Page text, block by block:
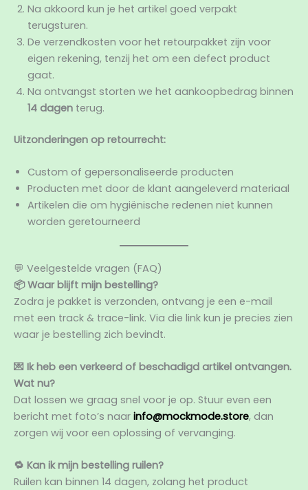
Na akkoord kun je het artikel goed verpakt
terugsturen.
De verzendkosten voor het retourpakket zijn voor
eigen rekening, tenzij het om een defect product
gaat.
Na ontvangst storten we het aankoopbedrag binnen
14 dagen terug.
Uitzonderingen op retourrecht:
Custom of gepersonaliseerde producten
Producten met door de klant aangeleverd materiaal
Artikelen die om hygiënische redenen niet kunnen
worden geretourneerd
💬 Veelgestelde vragen (FAQ)
📦 Waar blijft mijn bestelling?
Zodra je pakket is verzonden, ontvang je een e-mail
met een track & trace-link. Via die link kun je precies zien
waar je bestelling zich bevindt.
💌 Ik heb een verkeerd of beschadigd artikel ontvangen.
Wat nu?
Dat lossen we graag snel voor je op. Stuur even een
bericht met foto’s naar info@mockmode.store, dan
zorgen wij voor een oplossing of vervanging.
🔁 Kan ik mijn bestelling ruilen?
Ruilen kan binnen 14 dagen, zolang het product